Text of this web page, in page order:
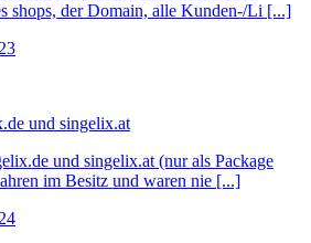
shops, der Domain, alle Kunden-/Li [...]
und singelix.at
und singelix.at (nur als Package
im Besitz und waren nie [...]